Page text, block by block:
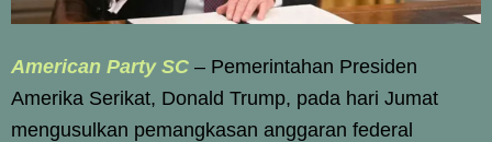
American Party SC – Pemerintahan Presiden
Amerika Serikat, Donald Trump, pada hari Jumat
mengusulkan pemangkasan anggaran federal